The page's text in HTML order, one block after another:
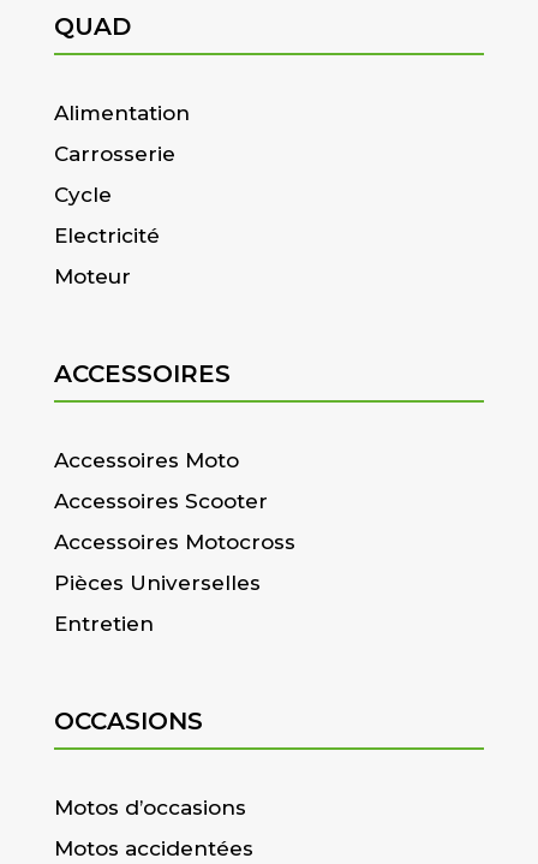
QUAD
Alimentation
Carrosserie
Cycle
Electricité
Moteur
ACCESSOIRES
Accessoires Moto
Accessoires Scooter
Accessoires Motocross
Pièces Universelles
Entretien
OCCASIONS
Motos d’occasions
Motos accidentées